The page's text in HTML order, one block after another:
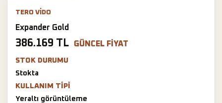
TERO VIDO
Expander Gold
386.169 TL GÜNCEL FIYAT
STOK DURUMU
Stokta
KULLANIM TIPI
Yeraltı görüntüleme